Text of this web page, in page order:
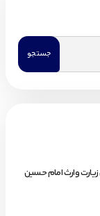
زیارت وارث امام حسین